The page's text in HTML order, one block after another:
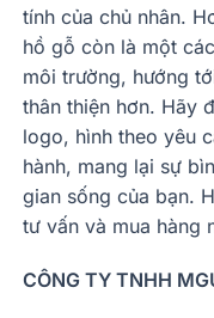
tính của chủ nhân.
hồ gỗ còn là một
môi trường, hướng
thân thiện hơn. Hãy
logo, hình theo yêu
hành, mang lại sự
gian sống của bạn.
tư vấn và mua hàng
CÔNG TY TNHH